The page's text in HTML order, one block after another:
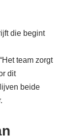
die begint
team zorgt
dit
beide